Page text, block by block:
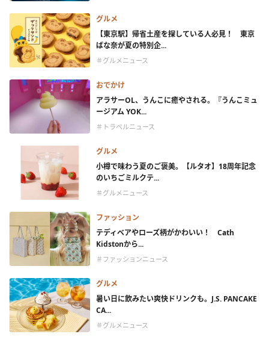
グルメ
【東京駅】帰省土産を探している人必見！ 東京
ばな奈が夏の特別企...
＃グルメニュース
おでかけ
アラサーOL、うんこに癒やされる。『うんこミュ
ージアム YOK...
＃トラベルニュース
グルメ
小樽で味わう夏のご褒美。【ルタオ】18周年記念
のいちごミルクテ...
＃グルメニュース
ファッション
テディベアやローズ柄がかわいい！ Cath
Kidstonから...
＃ファッションニュース
グルメ
暑い日に飲みたい爽快ドリンクも。J.S. PANCAKE
CA...
＃グルメニュース